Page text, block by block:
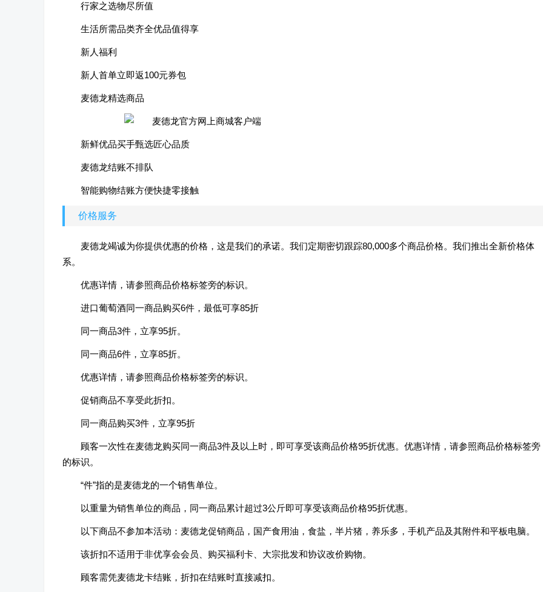
行家之选物尽所值
生活所需品类齐全优品值得享
新人福利
新人首单立即返100元券包
麦德龙精选商品
新鲜优品买手甄选匠心品质
麦德龙结账不排队
智能购物结账方便快捷零接触
价格服务
麦德龙竭诚为你提供优惠的价格，这是我们的承诺。我们定期密切跟踪80,000多个商品价格。我们推出全新价格体
系。
优惠详情，请参照商品价格标签旁的标识。
进口葡萄酒同一商品购买6件，最低可享85折
同一商品3件，立享95折。
同一商品6件，立享85折。
优惠详情，请参照商品价格标签旁的标识。
促销商品不享受此折扣。
同一商品购买3件，立享95折
顾客一次性在麦德龙购买同一商品3件及以上时，即可享受该商品价格95折优惠。优惠详情，请参照商品价格标签旁
的标识。
“件”指的是麦德龙的一个销售单位。
以重量为销售单位的商品，同一商品累计超过3公斤即可享受该商品价格95折优惠。
以下商品不参加本活动：麦德龙促销商品，国产食用油，食盐，半片猪，养乐多，手机产品及其附件和平板电脑。
该折扣不适用于非优享会会员、购买福利卡、大宗批发和协议改价购物。
顾客需凭麦德龙卡结账，折扣在结账时直接减扣。